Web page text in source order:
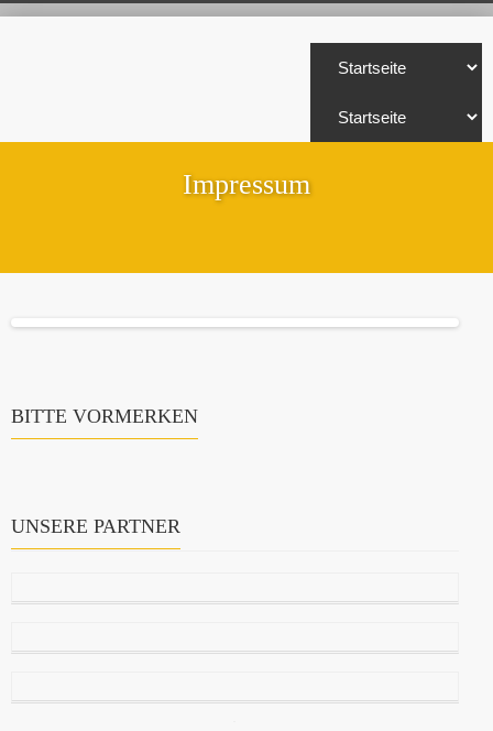
Impressum
BITTE VORMERKEN
UNSERE PARTNER